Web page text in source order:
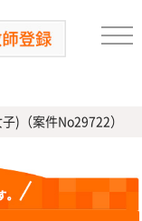
)（案件No29722）